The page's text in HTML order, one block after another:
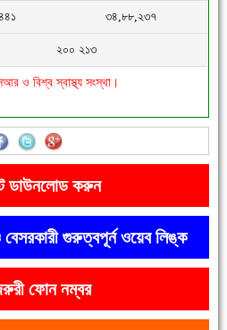
চিরকাল স্মরণ করবে'
বাড়েনি কর্মসংস্থান
৩৪,৮৮,২৩৭
২০০ ২১৩
ও বিশ্ব স্বাস্থ্য সংস্থা।
ডাউনলোড করুন
বেসরকারী গুরুত্বপূর্ন ওয়েব লিঙ্ক
ফোন নম্বর